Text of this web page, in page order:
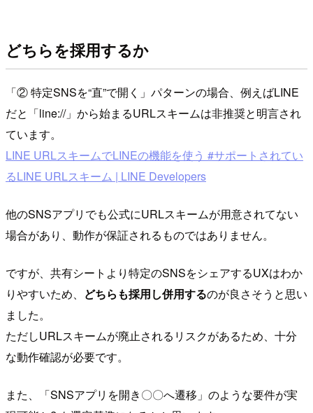
どちらを採用するか
「② 特定SNSを“直”で開く」パターンの場合、例えばLINE
だと「line://」から始まるURLスキームは非推奨と明言され
ています。
LINE URLスキームでLINEの機能を使う #サポートされてい
るLINE URLスキーム | LINE Developers
他のSNSアプリでも公式にURLスキームが用意されてない
場合があり、動作が保証されるものではありません。
ですが、共有シートより特定のSNSをシェアするUXはわか
りやすいため、 どちらも採用し併用するのが良さそうと思い
ました。
ただしURLスキームが廃止されるリスクがあるため、十分
な動作確認が必要です。
また、「SNSアプリを開き〇〇へ遷移」のような要件が実